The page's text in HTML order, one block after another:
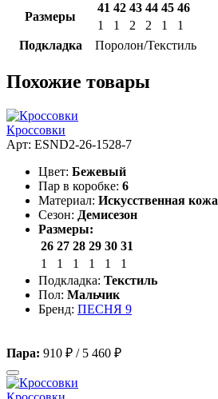
Размеры
41 42 43 44 45 46
1
1 2 2 1
1
Подкладка
Поролон/Текстиль
Похожие товары
Кроссовки
Арт: ESND2-26-1528-7
Цвет: Бежевый
Пар в коробке: 6
Материал: Искусственная кожа
Сезон: Демисезон
Размеры:
26 27 28 29 30 31
1
1 1 1 1
1
Подкладка: Текстиль
Пол: Мальчик
Бренд: ПЕСНЯ 9
Пара: 910 ₽ / 5 460 ₽